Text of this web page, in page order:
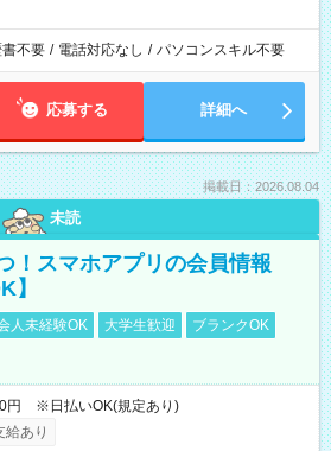
書不要 / 電話対応なし / パソコンスキル不要
応募する 詳細へ
掲載日：2026.08.04
未読
！スマホアプリの会員情報
】
人未経験OK 大学生歓迎
ブランクOK
円 ※日払いOK(規定あり)
給あり